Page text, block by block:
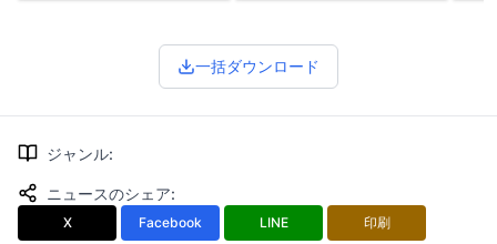
一括ダウンロード
ジャンル:
ニュースのシェア:
X Facebook LINE 印刷